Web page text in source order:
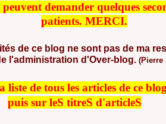
demander quelques
patients. MERCI.
de ce blog ne sont pas de ma
l'administration d'Over-blog. (Pierre
liste de tous les articles de ce blog
puis sur leS titreS d'articleS